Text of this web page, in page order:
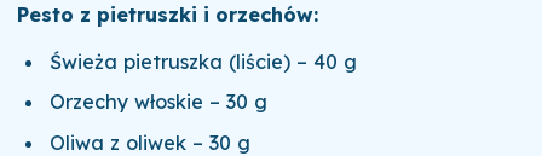
Pesto z pietruszki i orzechów:
Świeża pietruszka (liście) – 40 g
Orzechy włoskie – 30 g
Oliwa z oliwek – 30 g